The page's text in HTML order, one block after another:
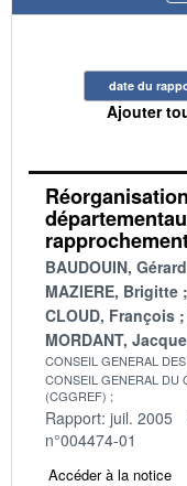
date du
Ajouter
BAUDOUIN, Gérard
MAZIERE, Brigitte
CLOUD, François
MORDANT,
CONSEIL GENERAL
CONSEIL GENERAL DU
(CGGREF)
Rapport: juil. 2005
n°004474-01
Accéder à la notice